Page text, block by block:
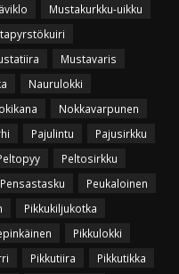
Mustakurkku-uikku
Mustavaris
Naurulokki
Nokkavarpunen
Pajulintu
Pajusirkku
Peltosirkku
Pensastasku
Peukaloinen
Pikkukiljukotka
Pikkulokki
Pikkutiira
Pikkutikka